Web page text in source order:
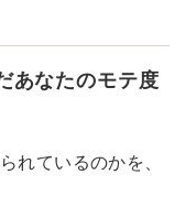
あなたのモテ度
れているのかを、